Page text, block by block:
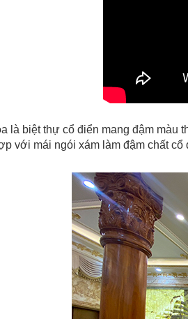
là biệt thự cổ điển mang đậm màu
với mái ngói xám làm đậm chất cổ